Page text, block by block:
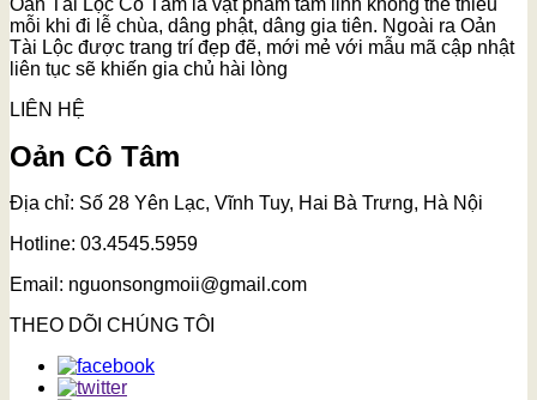
Oản Tài Lộc Cô Tâm là vật phẩm tâm linh không thể thiếu
mỗi khi đi lễ chùa, dâng phật, dâng gia tiên. Ngoài ra Oản
Tài Lộc được trang trí đẹp đẽ, mới mẻ với mẫu mã cập nhật
liên tục sẽ khiến gia chủ hài lòng
LIÊN HỆ
Oản Cô Tâm
Địa chỉ: Số 28 Yên Lạc, Vĩnh Tuy, Hai Bà Trưng, Hà Nội
Hotline: 03.4545.5959
Email: nguonsongmoii@gmail.com
THEO DÕI CHÚNG TÔI